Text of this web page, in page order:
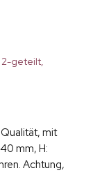
2-geteilt,
mit
mm, H:
Achtung,